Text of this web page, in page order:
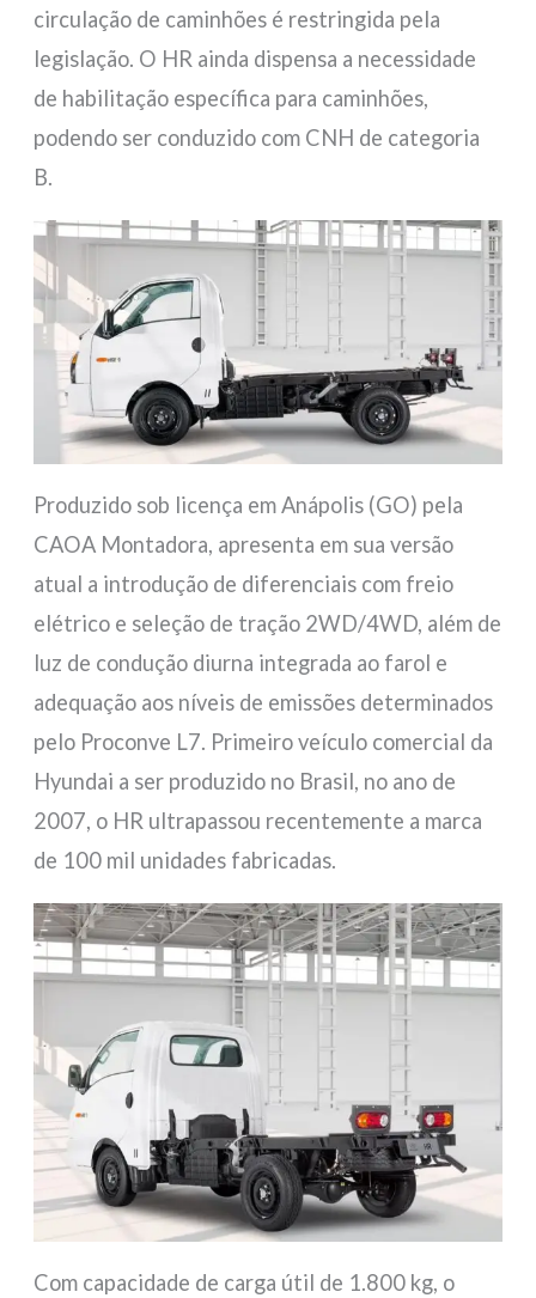
circulação de caminhões é restringida pela
legislação. O HR ainda dispensa a necessidade
de habilitação específica para caminhões,
podendo ser conduzido com CNH de categoria
B.
Produzido sob licença em Anápolis (GO) pela
CAOA Montadora, apresenta em sua versão
atual a introdução de diferenciais com freio
elétrico e seleção de tração 2WD/4WD, além de
luz de condução diurna integrada ao farol e
adequação aos níveis de emissões determinados
pelo Proconve L7. Primeiro veículo comercial da
Hyundai a ser produzido no Brasil, no ano de
2007, o HR ultrapassou recentemente a marca
de 100 mil unidades fabricadas.
Com capacidade de carga útil de 1.800 kg, o